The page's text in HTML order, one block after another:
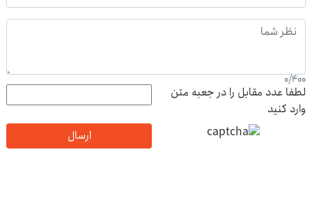
0/400
لطفا عدد مقابل را در جعبه متن
وارد کنید
ارسال